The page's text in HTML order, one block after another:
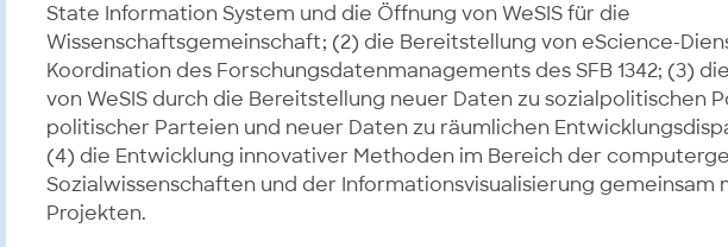
State Information System und die Öffnung von WeSIS für die
Wissenschaftsgemeinschaft; (2) die Bereitstellung von eScience-
Koordination des Forschungsdatenmanagements des SFB 1342; (3)
von WeSIS durch die Bereitstellung neuer Daten zu sozialpolitischen
politischer Parteien und neuer Daten zu räumlichen
(4) die Entwicklung innovativer Methoden im Bereich der
Sozialwissenschaften und der Informationsvisualisierung gemeinsam
Projekten.